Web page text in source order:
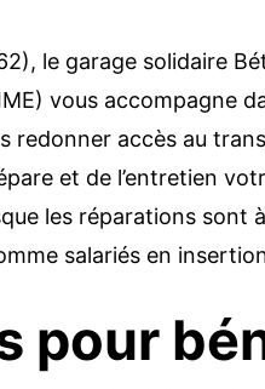
le garage solidaire
vous accompagne
redonner accès au
et de l’entretien
les réparations sont
salariés en
pour